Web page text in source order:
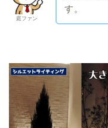
庭ファン
す。